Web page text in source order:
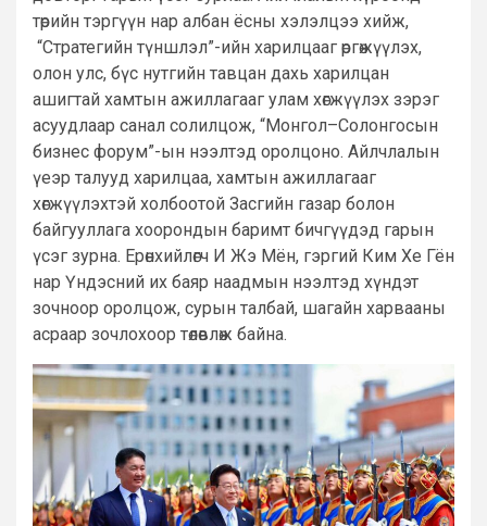
төрийн тэргүүн нар албан ёсны хэлэлцээ хийж,
“Стратегийн түншлэл”-ийн харилцааг өргөжүүлэх,
олон улс, бүс нутгийн тавцан дахь харилцан
ашигтай хамтын ажиллагааг улам хөгжүүлэх зэрэг
асуудлаар санал солилцож, “Монгол–Солонгосын
бизнес форум”-ын нээлтэд оролцоно. Айлчлалын
үеэр талууд харилцаа, хамтын ажиллагааг
хөгжүүлэхтэй холбоотой Засгийн газар болон
байгууллага хоорондын баримт бичгүүдэд гарын
үсэг зурна. Ерөнхийлөгч И Жэ Мён, гэргий Ким Хе Гён
нар Үндэсний их баяр наадмын нээлтэд хүндэт
зочноор оролцож, сурын талбай, шагайн харвааны
асраар зочлохоор төлөвлөж байна.